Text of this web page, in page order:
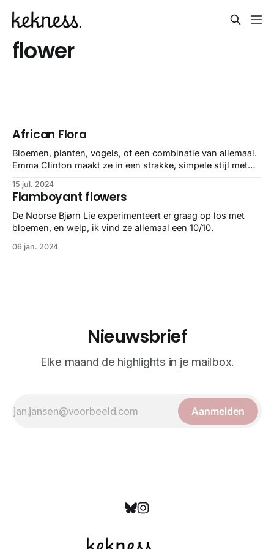
flower
African Flora
Bloemen, planten, vogels, of een combinatie van allemaal.
Emma Clinton maakt ze in een strakke, simpele stijl met
vind, naar de African Flora springt er uit qua
kleurcombinaties. Oja, en onderaan de puffin als bonus,
want da’s m’n favoriete
15 jul. 2024
Flamboyant flowers
De Noorse Bjørn Lie experimenteert er graag op los met
bloemen, en welp, ik vind ze allemaal een 10/10.
06 jan. 2024
Nieuwsbrief
Elke maand de highlights in je mailbox.
Aanmelden